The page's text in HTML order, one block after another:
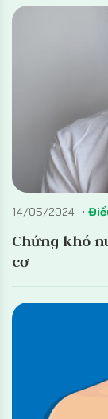
14/05/2024
Chứng khó
cơ